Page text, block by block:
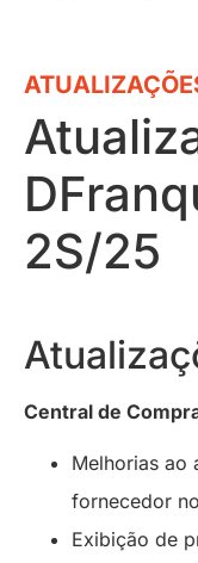
2S/25
Central de
Melhorias ao
fornecedor
Exibição de